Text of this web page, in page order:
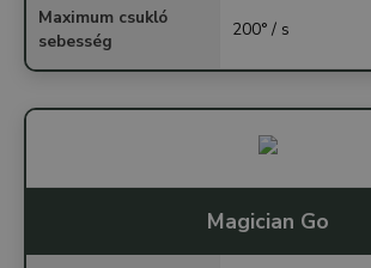
Maximum csukló
sebesség
200° / s
Magician Go